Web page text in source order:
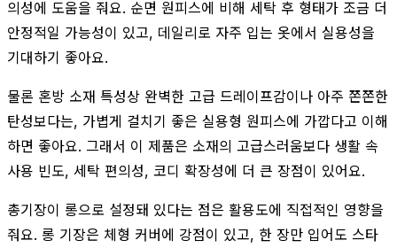
의성에 도움을 줘요. 순면 원피스에 비해 세탁 후 형태가 조금 더
안정적일 가능성이 있고, 데일리로 자주 입는 옷에서 실용성을
기대하기 좋아요.
물론 혼방 소재 특성상 완벽한 고급 드레이프감이나 아주 쫀쫀한
탄성보다는, 가볍게 걸치기 좋은 실용형 원피스에 가깝다고 이해
하면 좋아요. 그래서 이 제품은 소재의 고급스러움보다 생활 속
사용 빈도, 세탁 편의성, 코디 확장성에 더 큰 장점이 있어요.
총기장이 롱으로 설정돼 있다는 점은 활용도에 직접적인 영향을
줘요. 롱 기장은 체형 커버에 강점이 있고, 한 장만 입어도 스타